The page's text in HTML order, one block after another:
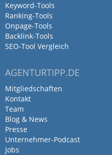
Keyword-Tools
Ranking-Tools
Onpage-Tools
Backlink-Tools
SEO-Tool Vergleich
AGENTURTIPP.DE
Mitgliedschaften
Kontakt
Team
Blog & News
Presse
Unternehmer-Podcast
Jobs